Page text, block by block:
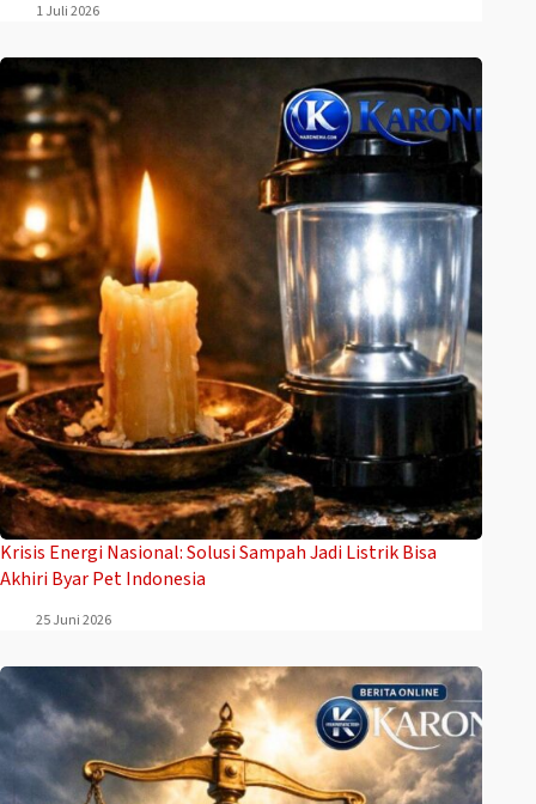
1 Juli 2026
Krisis Energi Nasional: Solusi Sampah Jadi Listrik Bisa
Akhiri Byar Pet Indonesia
25 Juni 2026